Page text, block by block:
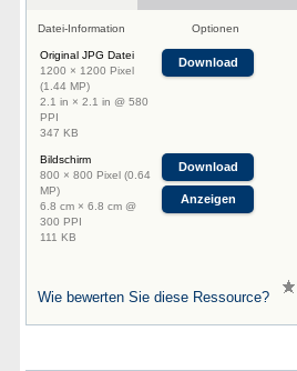
Datei-Information Optionen
Original JPG Datei
1200 × 1200 Pixel
(1.44 MP)
2.1 in × 2.1 in @ 580
PPI
347 KB
Download
Bildschirm
800 × 800 Pixel (0.64
MP)
6.8 cm × 6.8 cm @
300 PPI
111 KB
Download
Anzeigen
Wie bewerten Sie diese Ressource?